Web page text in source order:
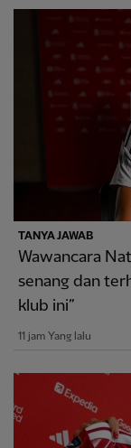
TANYA JAWAB
Wawancara
senang dan
klub ini”
11 jam Yang lalu